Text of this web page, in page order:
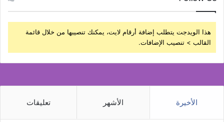
هذا الويدجت يتطلب إضافة أرقام لايت، يمكنك تنصيبها من خلال قائمة
القالب > تنصيب الإضافات.
الأخيرة الأشهر تعليقات